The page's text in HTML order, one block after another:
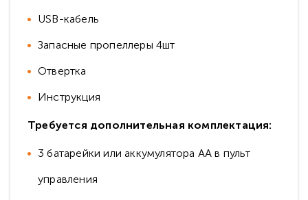
USB-кабель
Запасные пропеллеры 4шт
Отвертка
Инструкция
Требуется дополнительная комплектация:
3 батарейки или аккумулятора АА в пульт
управления